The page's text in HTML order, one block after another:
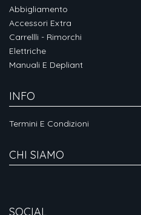
Abbigliamento
Accessori Extra
Carrellli - Rimorchi
Elettriche
Manuali E Depliant
INFO
Termini E Condizioni
CHI SIAMO
SOCIAL